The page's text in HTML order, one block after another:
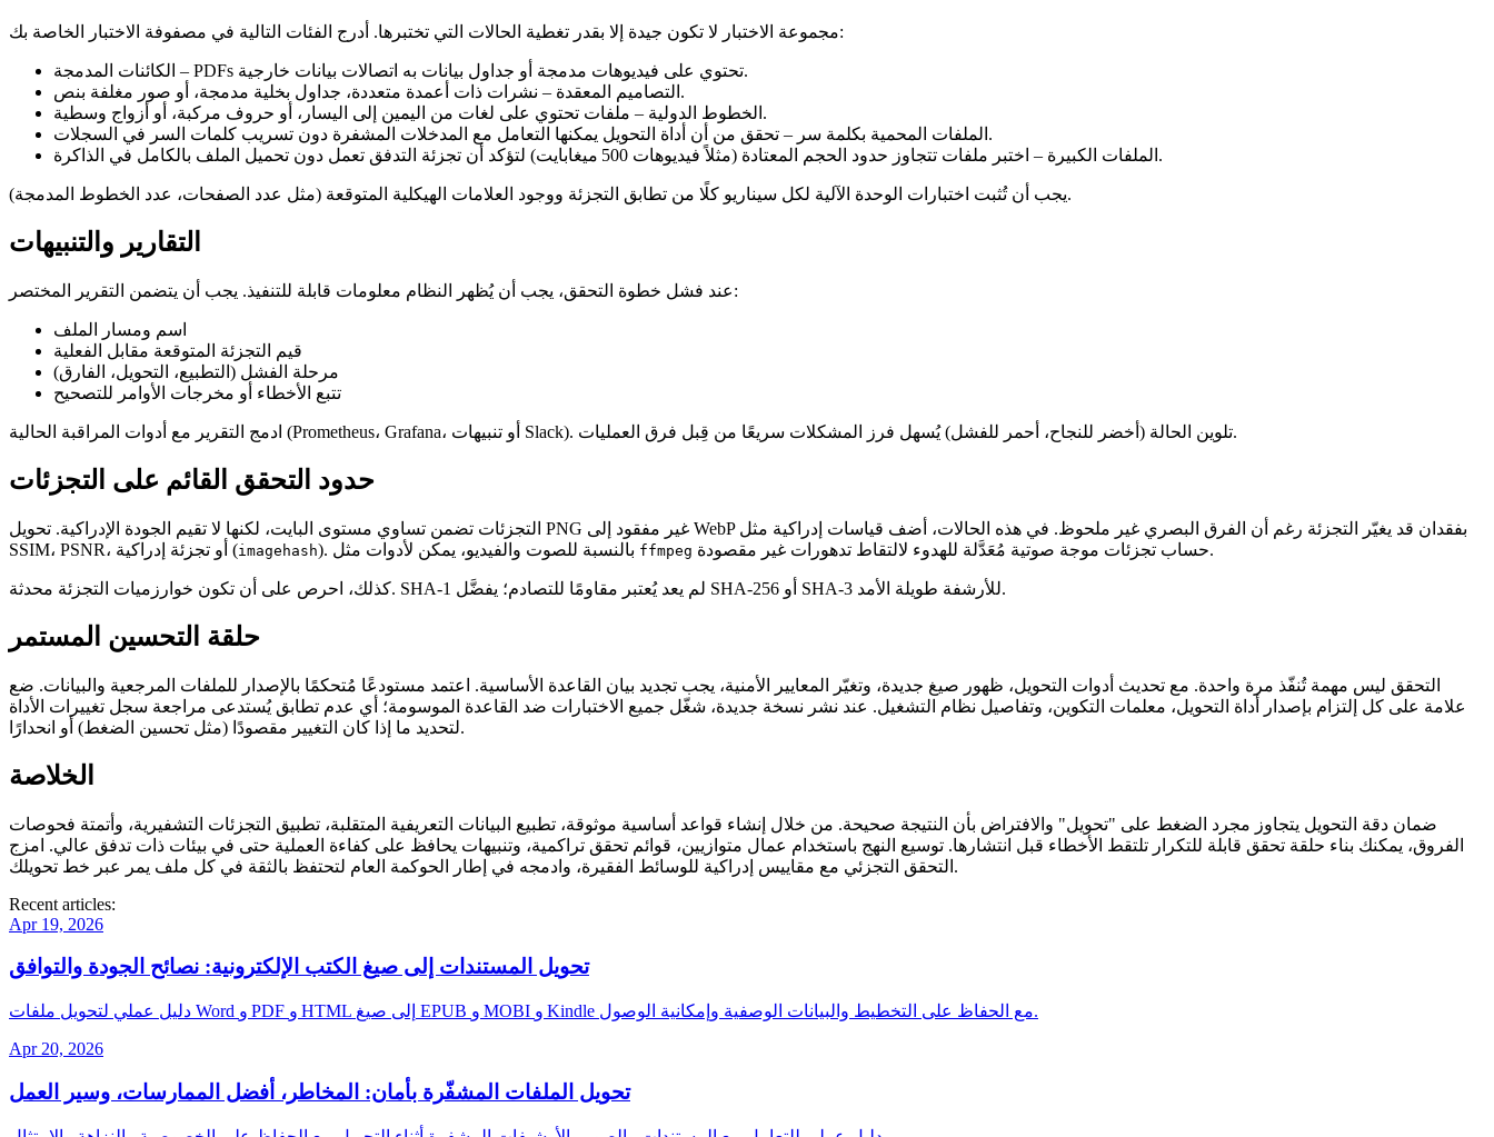
مجموعة الاختبار لا تكون جيدة إلا بقدر تغطية الحالات التي تختبرها. أدرج الفئات التالية في مصفوفة الاختبار الخاصة بك:
الكائنات المدمجة
– PDFs تحتوي على فيديوهات مدمجة أو جداول بيانات به اتصالات بيانات خارجية.
التصاميم المعقدة – نشرات ذات أعمدة متعددة، جداول بخلية مدمجة، أو صور مغلفة بنص.
الخطوط الدولية – ملفات تحتوي على لغات من اليمين إلى اليسار، أو حروف مركبة، أو أزواج وسطية.
الملفات المحمية بكلمة سر – تحقق من أن أداة التحويل يمكنها التعامل مع المدخلات المشفرة دون تسريب كلمات السر في السجلات.
الملفات الكبيرة – اختبر ملفات تتجاوز حدود الحجم المعتادة (مثلاً فيديوهات 500 ميغابايت) لتؤكد أن تجزئة التدفق تعمل دون تحميل الملف بالكامل في الذاكرة.
يجب أن تُثبت اختبارات الوحدة الآلية لكل سيناريو كلًا من تطابق التجزئة ووجود العلامات الهيكلية المتوقعة (مثل عدد الصفحات، عدد الخطوط المدمجة).
التقارير والتنبيهات
عند فشل خطوة التحقق، يجب أن يُظهر النظام معلومات قابلة للتنفيذ. يجب أن يتضمن التقرير المختصر:
اسم ومسار الملف
قيم التجزئة المتوقعة مقابل الفعلية
مرحلة الفشل (التطبيع، التحويل، الفارق)
تتبع الأخطاء أو مخرجات الأوامر للتصحيح
ادمج التقرير مع أدوات المراقبة الحالية (Prometheus، Grafana، أو تنبيهات Slack). تلوين الحالة (أخضر للنجاح، أحمر للفشل) يُسهل فرز المشكلات سريعًا من قِبل فرق العمليات.
حدود التحقق القائم على التجزئات
التجزئات تضمن تساوي مستوى البايت، لكنها لا تقيم الجودة الإدراكية. تحويل PNG غير مفقود إلى WebP بفقدان قد يغيّر التجزئة رغم أن الفرق البصري غير ملحوظ. في هذه الحالات، أضف قياسات إدراكية مثل
SSIM، PSNR، أو تجزئة إدراكية (imagehash ffmpeg حساب تجزئات موجة صوتية مُعَدَّلة للهدوء لالتقاط تدهورات غير مقصودة.
كذلك، احرص على أن تكون خوارزميات التجزئة محدثة. SHA‑1 لم يعد يُعتبر مقاومًا للتصادم؛ يفضَّل SHA‑256 أو SHA‑3 للأرشفة طويلة الأمد.
حلقة التحسين المستمر
التحقق ليس مهمة تُنفّذ مرة واحدة. مع تحديث أدوات التحويل، ظهور صيغ جديدة، وتغيّر المعايير الأمنية، يجب تجديد بيان القاعدة الأساسية. اعتمد مستودعًا مُتحكمًا بالإصدار للملفات المرجعية والبيانات. ضع
علامة على كل إلتزام بإصدار أداة التحويل، معلمات التكوين، وتفاصيل نظام التشغيل. عند نشر نسخة جديدة، شغّل جميع الاختبارات ضد القاعدة الموسومة؛ أي عدم تطابق يُستدعى مراجعة سجل تغييرات الأداة
لتحديد ما إذا كان التغيير مقصودًا (مثل تحسين الضغط) أو انحدارًا.
الخلاصة
ضمان دقة التحويل يتجاوز مجرد الضغط على "تحويل" والافتراض بأن النتيجة صحيحة. من خلال إنشاء قواعد أساسية موثوقة، تطبيع البيانات التعريفية المتقلبة، تطبيق التجزئات التشفيرية، وأتمتة فحوصات
الفروق، يمكنك بناء حلقة تحقق قابلة للتكرار تلتقط الأخطاء قبل انتشارها. توسيع النهج باستخدام عمال متوازيين، قوائم تحقق تراكمية، وتنبيهات يحافظ على كفاءة العملية حتى في بيئات ذات تدفق عالي. امزج
التحقق التجزئي مع مقاييس إدراكية للوسائط الفقيرة، وادمجه في إطار الحوكمة العام لتحتفظ بالثقة في كل ملف يمر عبر خط تحويلك.
Recent articles:
Apr 19, 2026
تحويل المستندات إلى صيغ الكتب الإلكترونية: نصائح الجودة والتوافق
دليل عملي لتحويل ملفات Word و PDF و HTML إلى صيغ EPUB و MOBI و Kindle مع الحفاظ على التخطيط والبيانات الوصفية وإمكانية الوصول.
Apr 20, 2026
تحويل الملفات المشفّرة بأمان: المخاطر، أفضل الممارسات، وسير العمل